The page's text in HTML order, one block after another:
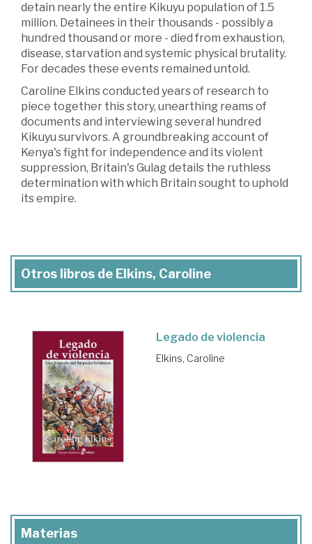
detain nearly the entire Kikuyu population of 1.5
million. Detainees in their thousands - possibly a
hundred thousand or more - died from exhaustion,
disease, starvation and systemic physical brutality.
For decades these events remained untold.
Caroline Elkins conducted years of research to
piece together this story, unearthing reams of
documents and interviewing several hundred
Kikuyu survivors. A groundbreaking account of
Kenya's fight for independence and its violent
suppression, Britain's Gulag details the ruthless
determination with which Britain sought to uphold
its empire.
Otros libros de Elkins, Caroline
Legado de violencia
Elkins, Caroline
Materias